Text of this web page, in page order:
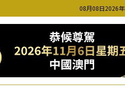
08月08日2026年